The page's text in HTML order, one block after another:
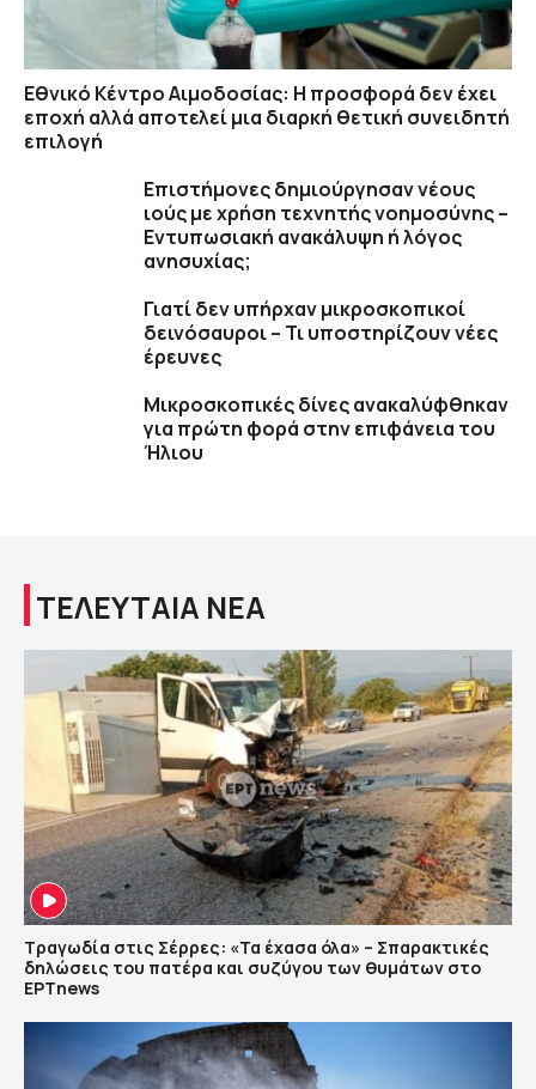
Εθνικό Κέντρο Αιμοδοσίας: H προσφορά δεν έχει
εποχή αλλά αποτελεί μια διαρκή θετική συνειδητή
επιλογή
Επιστήμονες δημιούργησαν νέους
ιούς με χρήση τεχνητής νοημοσύνης –
Εντυπωσιακή ανακάλυψη ή λόγος
ανησυχίας;
Γιατί δεν υπήρχαν μικροσκοπικοί
δεινόσαυροι – Τι υποστηρίζουν νέες
έρευνες
Μικροσκοπικές δίνες ανακαλύφθηκαν
για πρώτη φορά στην επιφάνεια του
Ήλιου
ΤΕΛΕΥΤΑΙΑ ΝΕΑ
Τραγωδία στις Σέρρες: «Τα έχασα όλα» – Σπαρακτικές
δηλώσεις του πατέρα και συζύγου των θυμάτων στο
ΕΡΤnews